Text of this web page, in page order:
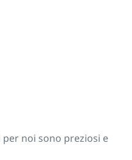
noi sono preziosi e